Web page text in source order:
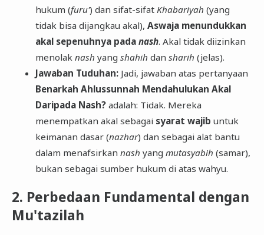
hukum (furu') dan sifat-sifat Khabariyah (yang
tidak bisa dijangkau akal), Aswaja menundukkan
akal sepenuhnya pada nash. Akal tidak diizinkan
menolak nash yang shahih dan sharih (jelas).
Jawaban Tuduhan:Jadi, jawaban atas pertanyaan
Benarkah Ahlussunnah Mendahulukan Akal
Daripada Nash?adalah: Tidak. Mereka
menempatkan akal sebagai syarat wajib untuk
keimanan dasar (nazhar) dan sebagai alat bantu
dalam menafsirkan nash yang mutasyabih (samar),
bukan sebagai sumber hukum di atas wahyu.
​2. Perbedaan Fundamental dengan
Mu'tazilah